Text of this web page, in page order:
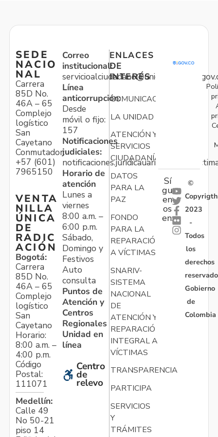
SEDE
NACIO
NAL
Carrera
85D No.
46A – 65
Complejo
logístico
San
Cayetano
Conmutador:
+57 (601)
7965150
VENTA
NILLA
ÚNICA
DE
RADIC
ACIÓN
Bogotá:
Carrera
85D No.
46A – 65
Complejo
logístico
San
Cayetano
Horario:
8:00 a.m. –
4:00 p.m.
Código
Postal:
111071
Medellín:
Calle 49
No 50-21
piso 14
Correo
institucional:
Línea
anticorrupción:
Desde
móvil o fijo:
157
Notificaciones
judiciales:
Horario de
atención
Lunes a
viernes
8:00 a.m. –
6:00 p.m.
Sábado,
Domingo y
Festivos
Auto
consulta
Puntos de
Atención y
Centros
Regionales
Unidad en
línea
Centro
de
relevo
ENLACES
DE
INTERÉS
COMUNICACIONES
LA UNIDAD
ATENCIÓN Y
SERVICIOS
CIUDADANÍA
DATOS
PARA LA
PAZ
FONDO
PARA LA
REPARACIÓN
A VÍCTIMAS
SNARIV-
SISTEMA
NACIONAL
DE
ATENCIÓN Y
REPARACIÓN
INTEGRAL A
VÍCTIMAS
TRANSPARENCIA
PARTICIPA
SERVICIOS
Y
TRÁMITES
Sí
gu
en
os
en:
©
Copyrigth
2023
-
Todos
los
derechos
Gobierno
de
Colombia